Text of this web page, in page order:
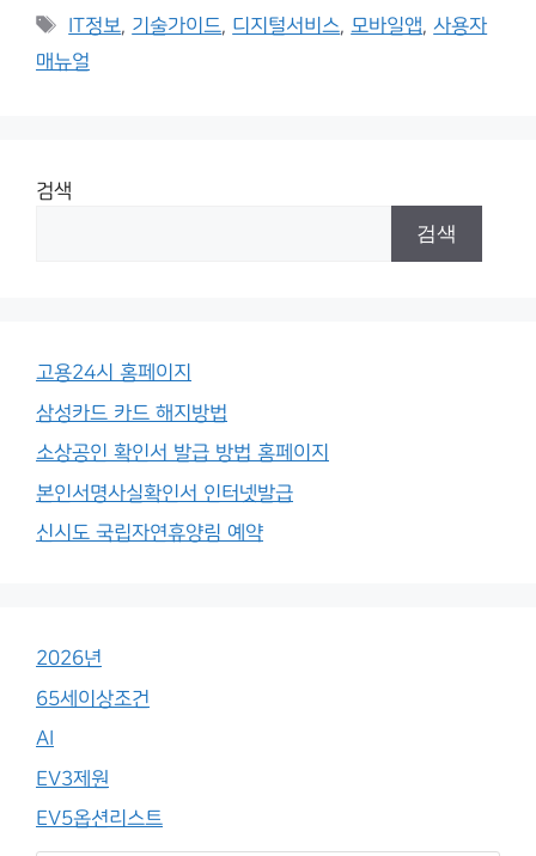
Tags
IT정보, 기술가이드, 디지털서비스,모바일앱, 사용자
매뉴얼
검색
검색
고용24시 홈페이지
삼성카드 카드 해지방법
소상공인 확인서 발급 방법 홈페이지
본인서명사실확인서 인터넷발급
신시도 국립자연휴양림 예약
2026년
65세이상조건
AI
EV3제원
EV5옵션리스트